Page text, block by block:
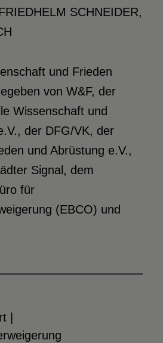
SCHNEIDER,
und Frieden
von W&F, der
Wissenschaft und
der DFG/VK, der
und Abrüstung e.V.,
Signal, dem
für
(EBCO) und
|